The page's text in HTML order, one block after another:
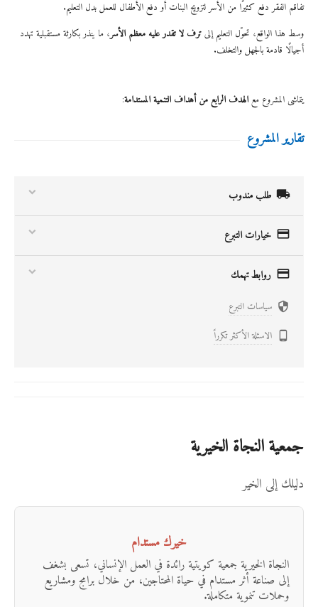
تفاقم الفقر دفع كثيرًا من الأسر لتزويج البنات أو دفع الأطفال للعمل بدل التعليم.
وسط هذا الواقع، تحوّل التعليم إلىترف لا تقدر عليه معظم الأسر، ما ينذر بكارثة مستقبلية تهدد
أجيالًا قادمة بالجهل والتخلف.
يتماشى المشروع مع الهدف الرابع من أهداف التنمية المستدامة:
تقارير المشروع
 طلب مندوب
 خيارات التبرع
 روابط تهمك
 سياسات التبرع
 الاسئلة الأكثر تكرراً
جمعية النجاة الخيرية
دليلك إلى الخير
خيرك مستدام
النجاة الخيرية جمعية كويتية رائدة في العمل الإنساني، تسعى بشغف
إلى صناعة أثر مستدام في حياة المحتاجين، من خلال برامج ومشاريع
وحملات تنموية متكاملة.